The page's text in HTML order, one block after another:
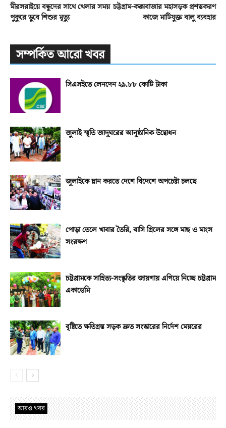
মীরসরাইয়ে বন্ধুদের সাথে খেলার সময়
পুকুরে ডুবে শিশুর মৃত্যু
চট্টগ্রাম-কক্সবাজার মহাসড়ক প্রশস্তকরণ
কাজে মাটিযুক্ত বালু ব্যবহার
সম্পর্কিত আরো খবর
সিএসইতে লেনদেন ২৯.৮৮ কোটি টাকা
জুলাই স্মৃতি জাদুঘরের আনুষ্ঠানিক উদ্বোধন
জুলাইকে ম্লান করতে দেশে বিদেশে অপচেষ্টা চলছে
পোড়া তেলে খাবার তৈরি, বাসি গ্রিলের সঙ্গে মাছ ও মাংস
সংরক্ষণ
চট্টগ্রামকে সাহিত্য-সংস্কৃতির জায়গায় এগিয়ে নিচ্ছে চট্টগ্রাম
একাডেমি
বৃষ্টিতে ক্ষতিগ্রস্ত সড়ক দ্রুত সংস্কারের নির্দেশ মেয়রের
আরও খবর